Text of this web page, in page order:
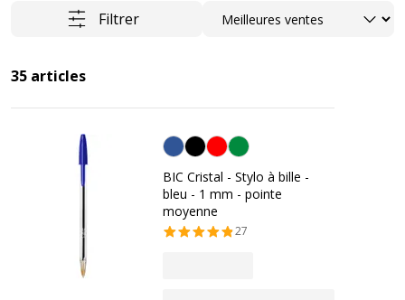
Filtrer Trier
35 articles
Bleu
BIC Cristal - Stylo à bille -
bleu - 1 mm - pointe
moyenne
27